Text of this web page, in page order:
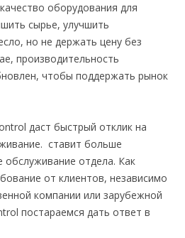
оборудования для
сырье, улучшить
но не держать цену без
производительность
чтобы поддержать рынок
даст быстрый отклик на
ставит больше
обслуживание отдела. Как
от клиентов, независимо
компании или зарубежной
постараемся дать ответ в